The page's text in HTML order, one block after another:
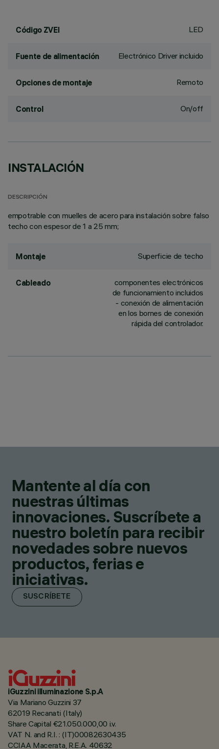
Código ZVEI LED
Fuente de alimentación Electrónico Driver incluido
Opciones de montaje Remoto
Control On/off
INSTALACIÓN
DESCRIPCIÓN
empotrable con muelles de acero para instalación sobre falso
techo con espesor de 1 a 25 mm;
Montaje Superficie de techo
Cableado
componentes electrónicos
de funcionamiento incluidos
- conexión de alimentación
en los bornes de conexión
rápida del controlador.
Mantente al día con
nuestras últimas
innovaciones. Suscríbete a
nuestro boletín para recibir
novedades sobre nuevos
productos, ferias e
iniciativas.
SUSCRÍBETE
iGuzzini illuminazione S.p.A
Via Mariano Guzzini 37
62019 Recanati (Italy)
Share Capital €21.050.000,00 i.v.
VAT N. and R.I. : (IT)00082630435
CCIAA Macerata, R.E.A. 40632